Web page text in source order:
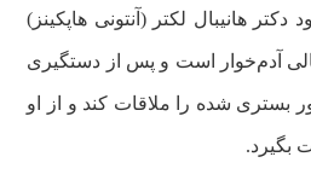
هانیبال لکتر (آنتونی هاپکینز)
آدم‌خوار است و پس از دستگیری
بستری شده را ملاقات کند و از او
بگیرد.